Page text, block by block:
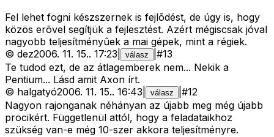
Fel lehet fogni készszernek is fejlõdést, de úgy is, hogy
közös erõvel segítjük a fejlesztést. Azért mégiscsak jóval
nagyobb teljesítményûek a mai gépek, mint a régiek.
© dez2006. 11. 15.. 17:23 válasz #13
Te tudod ezt, de az átlagemberek nem... Nekik a
Pentium... Lásd amit Axon írt.
© halgatyó2006. 11. 15.. 16:43 válasz #12
Nagyon rajonganak néhányan az újabb meg még újabb
procikért. Függetlenül attól, hogy a feladataikhoz
szükség van-e még 10-szer akkora teljesítményre.